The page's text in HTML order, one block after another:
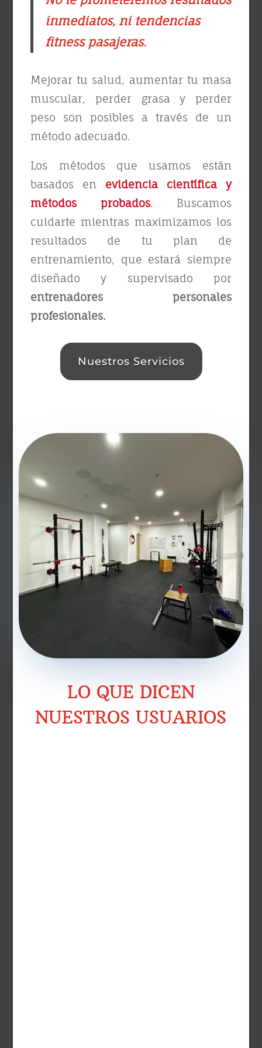
inmediatos, ni tendencias
fitness pasajeras.
Mejorar tu salud, aumentar tu masa
muscular, perder grasa y perder
peso son posibles a través de un
método adecuado.
Los métodos que usamos están
basados en evidencia científica
y
métodos probados. Buscamos
cuidarte mientras maximizamos los
resultados de tu plan de
entrenamiento, que estará siempre
diseñado y supervisado por
entrenadores personales
profesionales.
Nuestros Servicios
LO QUE DICEN
NUESTROS USUARIOS